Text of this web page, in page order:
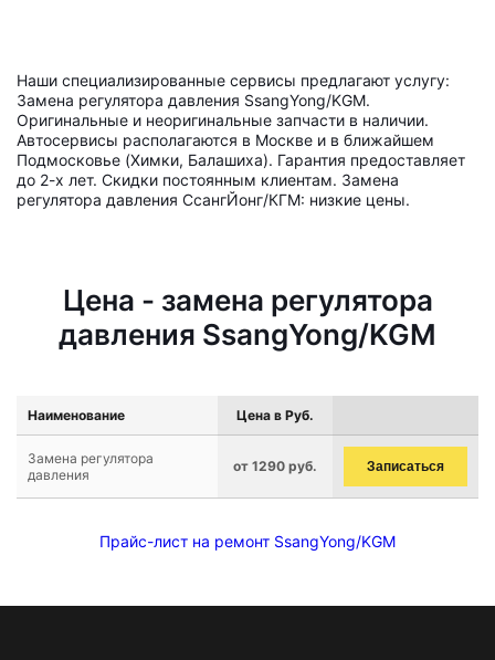
Наши специализированные сервисы предлагают услугу:
Замена регулятора давления SsangYong/KGM.
Оригинальные и неоригинальные запчасти в наличии.
Автосервисы располагаются в Москве и в ближайшем
Подмосковье (Химки, Балашиха). Гарантия предоставляет
до 2-х лет. Скидки постоянным клиентам. Замена
регулятора давления СсангЙонг/КГМ: низкие цены.
Цена - замена регулятора
давления SsangYong/KGM
Наименование Цена в Руб.
Замена регулятора
давления
от 1290 руб. Записаться
Прайс-лист на ремонт SsangYong/KGM